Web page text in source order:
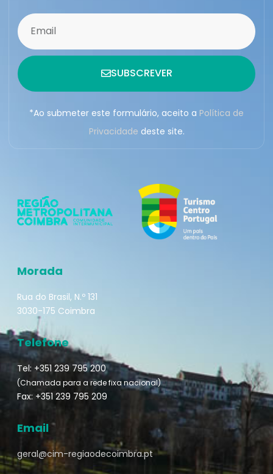
SUBSCREVER
*Ao submeter este formulário, aceito a Política de
Privacidade deste site.
Morada
Rua do Brasil, N.º 131
3030-175 Coimbra
Telefone
Tel: +351 239 795 200
(Chamada para a rede fixa nacional)
Fax: +351 239 795 209
Email
geral@cim-regiaodecoimbra.pt